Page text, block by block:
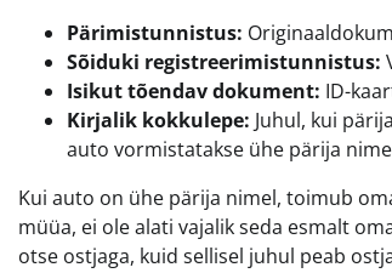
Pärimistunnistus:
Sõiduki registreerimistunnistus:
Isikut tõendav dokument: ID-
Kirjalik kokkulepe: Juhul, kui
auto vormistatakse ühe pärija
Kui auto on ühe pärija nimel, toimub
müüa, ei ole alati vajalik seda esmalt
otse ostjaga, kuid sellisel juhul peab